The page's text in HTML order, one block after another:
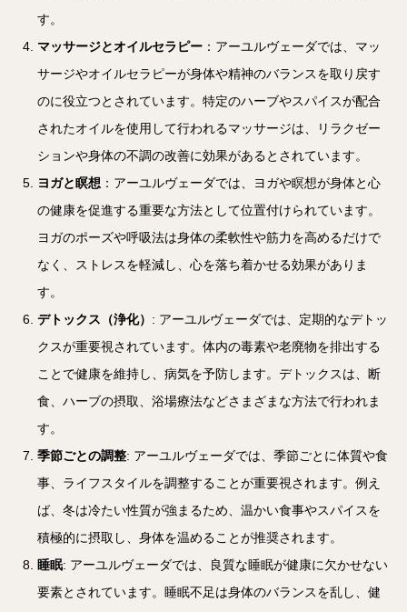
す。
マッサージとオイルセラピー ：アーユルヴェーダでは、マッ
サージやオイルセラピーが身体や精神のバランスを取り戻す
のに役立つとされています。特定のハーブやスパイスが配合
されたオイルを使用して行われるマッサージは、リラクゼー
ションや身体の不調の改善に効果があるとされています。
ヨガと瞑想 ：アーユルヴェーダでは、ヨガや瞑想が身体と心
の健康を促進する重要な方法として位置付けられています。
ヨガのポーズや呼吸法は身体の柔軟性や筋力を高めるだけで
なく、ストレスを軽減し、心を落ち着かせる効果がありま
す。
デトックス（浄化） : アーユルヴェーダでは、定期的なデトッ
クスが重要視されています。体内の毒素や老廃物を排出する
ことで健康を維持し、病気を予防します。デトックスは、断
食、ハーブの摂取、浴場療法などさまざまな方法で行われま
す。
季節ごとの調整: アーユルヴェーダでは、季節ごとに体質や食
事、ライフスタイルを調整することが重要視されます。例え
ば、冬は冷たい性質が強まるため、温かい食事やスパイスを
積極的に摂取し、身体を温めることが推奨されます。
睡眠: アーユルヴェーダでは、良質な睡眠が健康に欠かせない
要素とされています。睡眠不足は身体のバランスを乱し、健